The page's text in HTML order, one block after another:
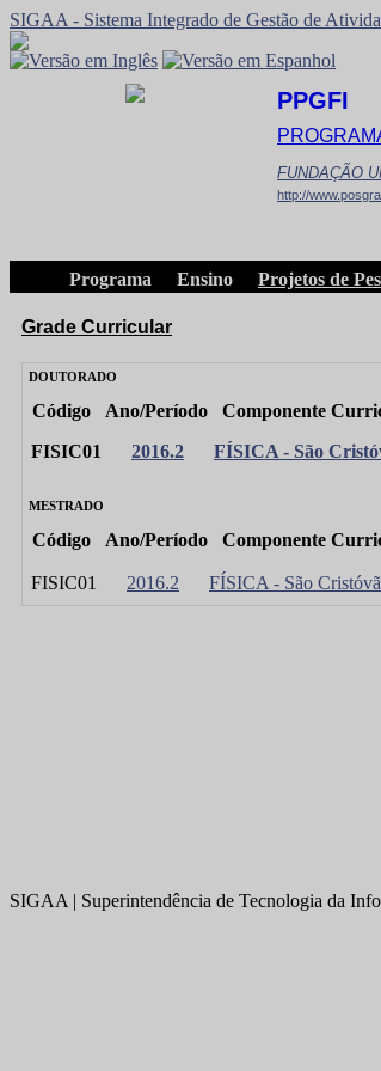
SIGAA - Sistema Integrado de Gestão de
PPGFI
FUNDAÇÃO
http://
Programa Ensino Projetos de
Grade Curricular
DOUTORADO
Código Ano/Período
Componente
FISIC01
2016.2 FÍSICA - São
MESTRADO
Código Ano/Período Componente
FISIC01 2016.2 FÍSICA - São
SIGAA | Superintendência de Tecnologia da